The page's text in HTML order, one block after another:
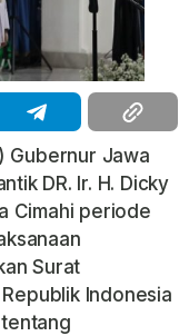
Gubernur Jawa
DR. Ir. H. Dicky
Cimahi periode
Surat
Indonesia
tentang